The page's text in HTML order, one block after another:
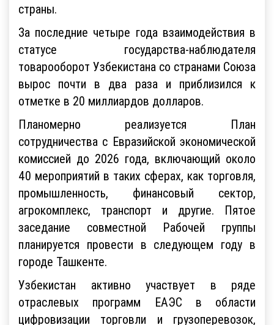
страны.
За последние четыре года взаимодействия в
статусе государства-наблюдателя
товарооборот Узбекистана со странами Союза
вырос почти в два раза и приблизился к
отметке в 20 миллиардов долларов.
Планомерно реализуется План
сотрудничества с Евразийской экономической
комиссией до 2026 года, включающий около
40 мероприятий в таких сферах, как торговля,
промышленность, финансовый сектор,
агрокомплекс, транспорт и другие. Пятое
заседание совместной Рабочей группы
планируется провести в следующем году в
городе Ташкенте.
Узбекистан активно участвует в ряде
отраслевых программ ЕАЭС в области
цифровизации торговли и грузоперевозок,